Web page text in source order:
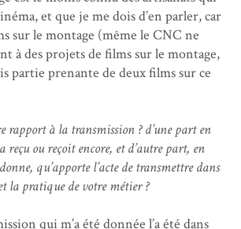
et que je me dois d’en parler, car
sur le montage (même le CNC ne
à des projets de films sur le montage,
partie prenante de deux films sur ce
rapport à la transmission ? d’une part en
ou reçoit encore, et d’autre part, en
qu’apporte l’acte de transmettre dans
la pratique de votre métier ?
qui m’a été donnée l’a été dans